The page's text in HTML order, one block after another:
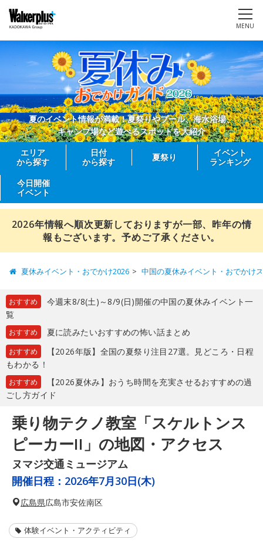
MENU
夏のイベント情報が満載！夏祭りやプール、海水浴場、
キャンプ場など遊べるスポットを大紹介
エリア
から探す
日付
から探す
夏祭り
イベント
ランキング
今日開催
イベント
2026年情報へ順次更新しておりますが一部、昨年の情
報もございます。予めご了承ください。
夏休みイベント・おでかけ2026 中国の夏休みイベント・おでかけ
おすすめ
今週末8/8(土)～8/9(日)開催の中国の夏休みイベント一
覧
おすすめ 夏に読みたいおすすめの怖い話まとめ
おすすめ
【2026年版】全国の夏祭り注目27選。見どころ・日程
もわかる！
おすすめ
【2026夏休み】おうち時間を充実させるおすすめの過
ごし方ガイド
乗り物テクノ教室「スケルトンス
ピーカーII」の地図・アクセス
ヌマジ交通ミュージアム
開催日程： 2026年7月30日(木)
広島県広島市安佐南区
体験イベント・アクティビティ